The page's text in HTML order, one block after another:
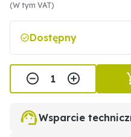
(W tym VAT)
Dostępny
Wsparcie